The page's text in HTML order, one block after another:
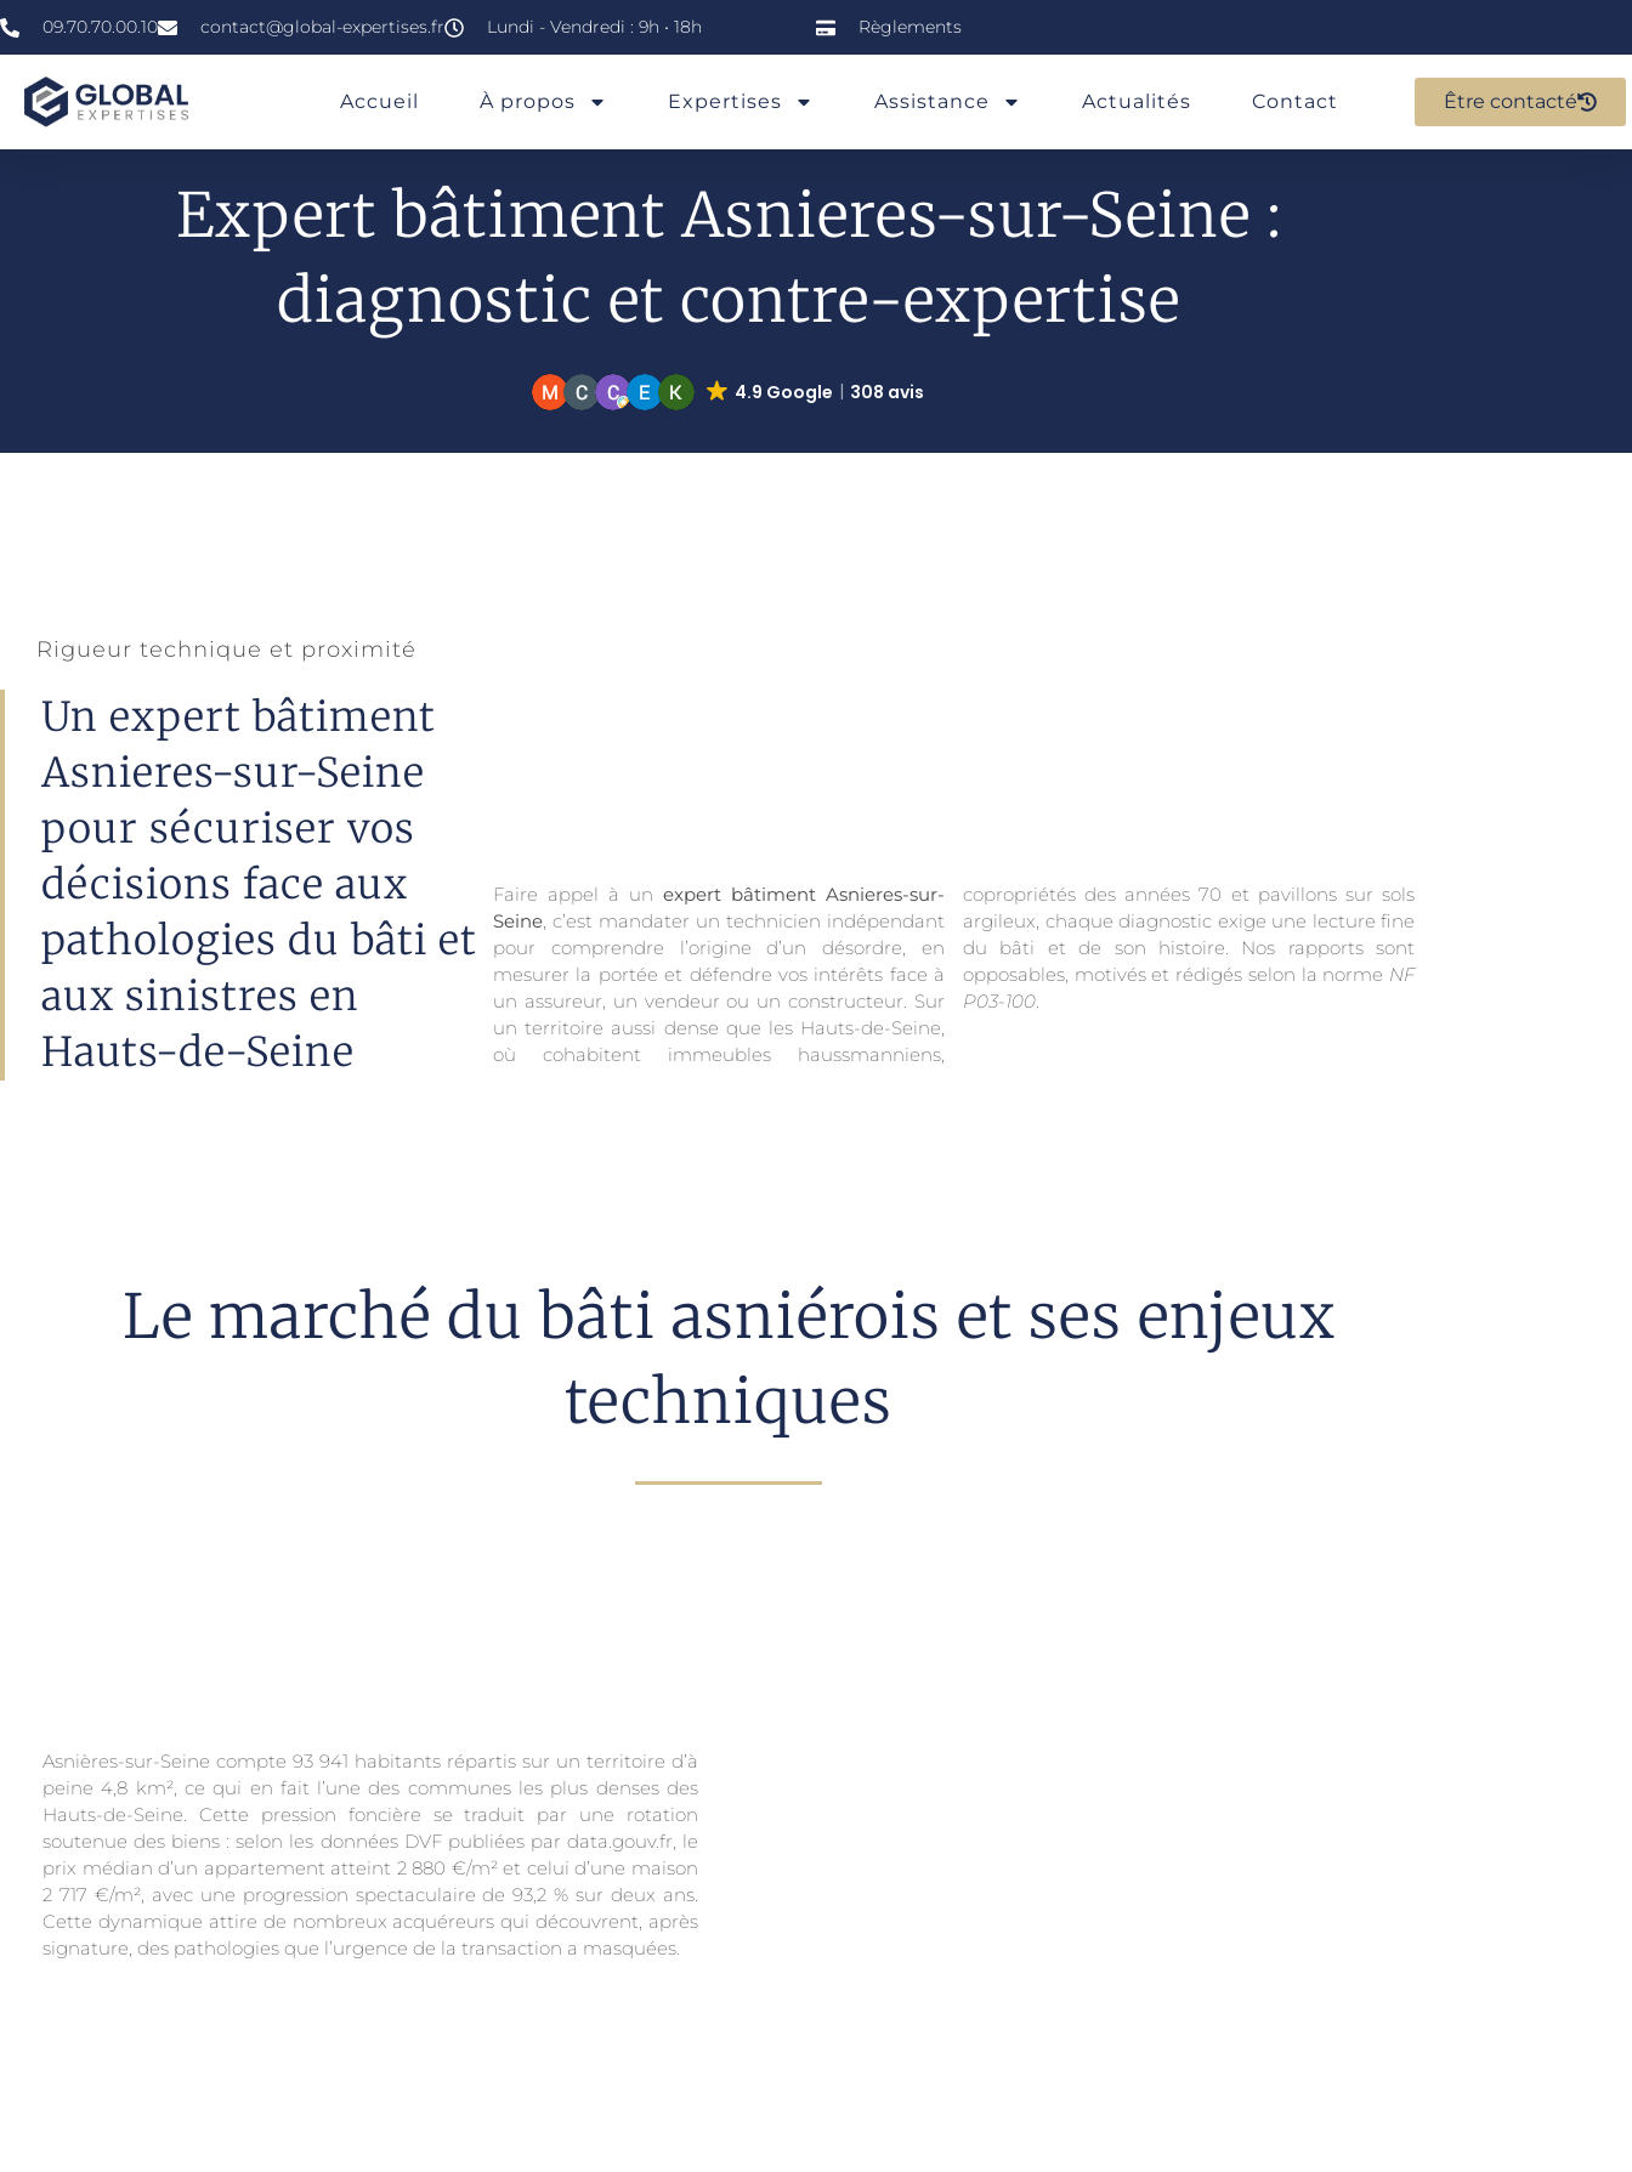
09.70.70.00.10 contact@global-expertises.fr Lundi - Vendredi : 9h • 18h Règlements
Accueil À propos Expertises Assistance Actualités Contact Être contacté
Expert bâtiment Asnieres-sur-Seine :
diagnostic et contre-expertise
»»»Expert En Bâtiment À Asnières-Sur-Seine
4.9 Google 308 avis
Rigueur technique et proximité
Un expert bâtiment
Asnieres-sur-Seine
pour sécuriser vos
décisions face aux
pathologies du bâti et
aux sinistres en
Hauts-de-Seine
Faire appel à un expert bâtiment Asnieres-sur-
Seine, c’est mandater un technicien indépendant
pour comprendre l’origine d’un désordre, en
mesurer la portée et défendre vos intérêts face à
un assureur, un vendeur ou un constructeur. Sur
un territoire aussi dense que les Hauts-de-Seine,
où cohabitent immeubles haussmanniens,
copropriétés des années 70 et pavillons sur sols
argileux, chaque diagnostic exige une lecture fine
du bâti et de son histoire. Nos rapports sont
opposables, motivés et rédigés selon la norme NF
P03-100.
Le marché du bâti asniérois et ses enjeux
techniques
Asnières-sur-Seine compte 93 941 habitants répartis sur un territoire d’à
peine 4,8 km², ce qui en fait l’une des communes les plus denses des
Hauts-de-Seine. Cette pression foncière se traduit par une rotation
soutenue des biens : selon les données DVF publiées par data.gouv.fr, le
prix médian d’un appartement atteint 2 880 €/m² et celui d’une maison
2 717 €/m², avec une progression spectaculaire de 93,2 % sur deux ans.
Cette dynamique attire de nombreux acquéreurs qui découvrent, après
signature, des pathologies que l’urgence de la transaction a masquées.